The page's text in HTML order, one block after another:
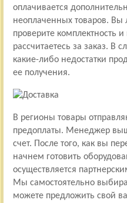
оплачивается
неоплаченных товаров. Вы
проверите комплектность и
рассчитаетесь за заказ. В
какие-либо недостатки
ее получения.
В регионы товары
предоплаты. Менеджер
счет. После того, как вы
начнем готовить
осуществляется
Мы самостоятельно
можете предложить свой